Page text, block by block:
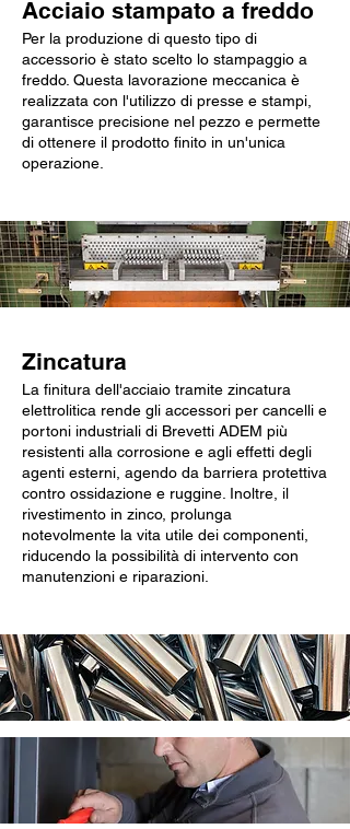
Acciaio stampato a freddo
Per la produzione di questo tipo di
accessorio è stato scelto lo stampaggio a
freddo. Questa lavorazione meccanica è
realizzata con l'utilizzo di presse e stampi,
garantisce precisione nel pezzo e permette
di ottenere il prodotto finito in un'unica
operazione.
Zincatura
La finitura dell'acciaio tramite zincatura
elettrolitica rende gli accessori per cancelli e
portoni industriali di Brevetti ADEM più
resistenti alla corrosione e agli effetti degli
agenti esterni, agendo da barriera protettiva
contro ossidazione e ruggine. Inoltre, il
rivestimento in zinco, prolunga
notevolmente la vita utile dei componenti,
riducendo la possibilità di intervento con
manutenzioni e riparazioni.